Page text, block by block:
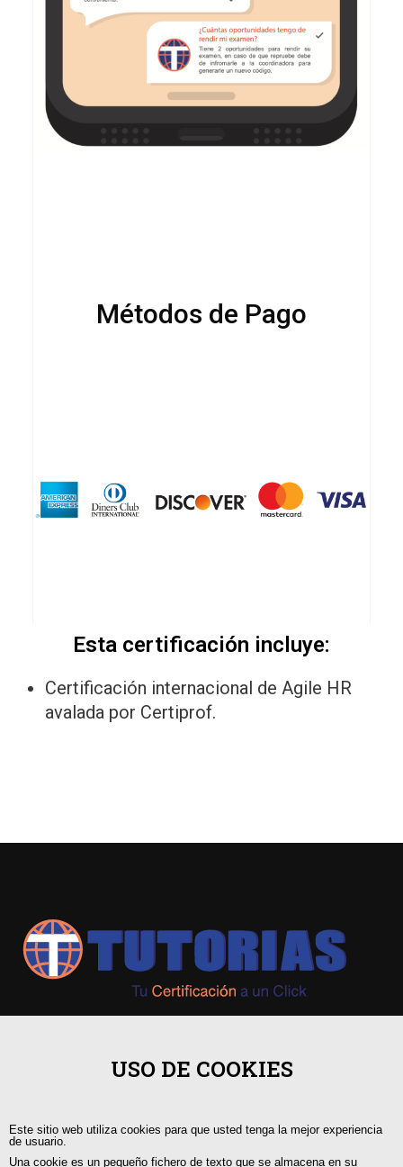
Métodos de Pago
Esta certificación incluye:
Certificación internacional de Agile HR
avalada por Certiprof.
capacitacion@tutorias.ec
USO DE COOKIES
Este sitio web utiliza cookies para que usted tenga la mejor experiencia
de usuario.
Una cookie es un pequeño fichero de texto que se almacena en su